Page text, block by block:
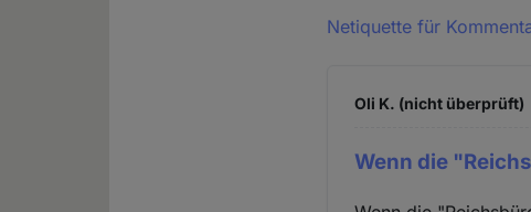
Netiquette für
Oli K. (nicht überprüft)
Wenn die